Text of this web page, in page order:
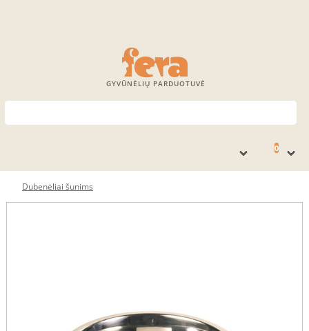
GYVŪNĖLIŲ PARDUOTUVĖ
0
Dubenėliai šunims